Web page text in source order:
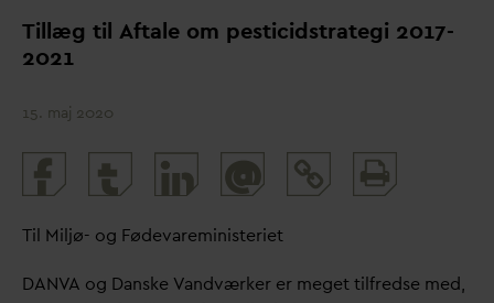
Tillæg til Aftale om pesticidstrategi 2017-
2021
15. maj 2020
@
and
Til Miljø- og Fødevareministeriet
DANVA og Danske Vandværker er meget tilfredse med,